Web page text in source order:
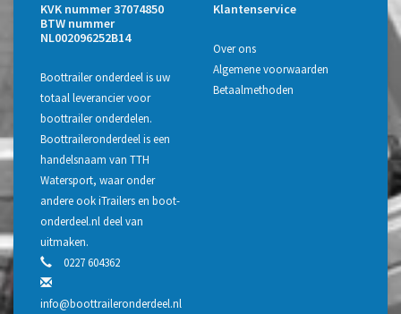
KVK nummer 37074850
BTW nummer
NL002096252B14
Boottrailer onderdeel is uw
totaal leverancier voor
boottrailer onderdelen.
Boottraileronderdeel is een
handelsnaam van TTH
Watersport, waar onder
andere ook iTrailers en boot-
onderdeel.nl deel van
uitmaken.
0227 604362
info@boottraileronderdeel.nl
Klantenservice
Over ons
Algemene voorwaarden
Betaalmethoden